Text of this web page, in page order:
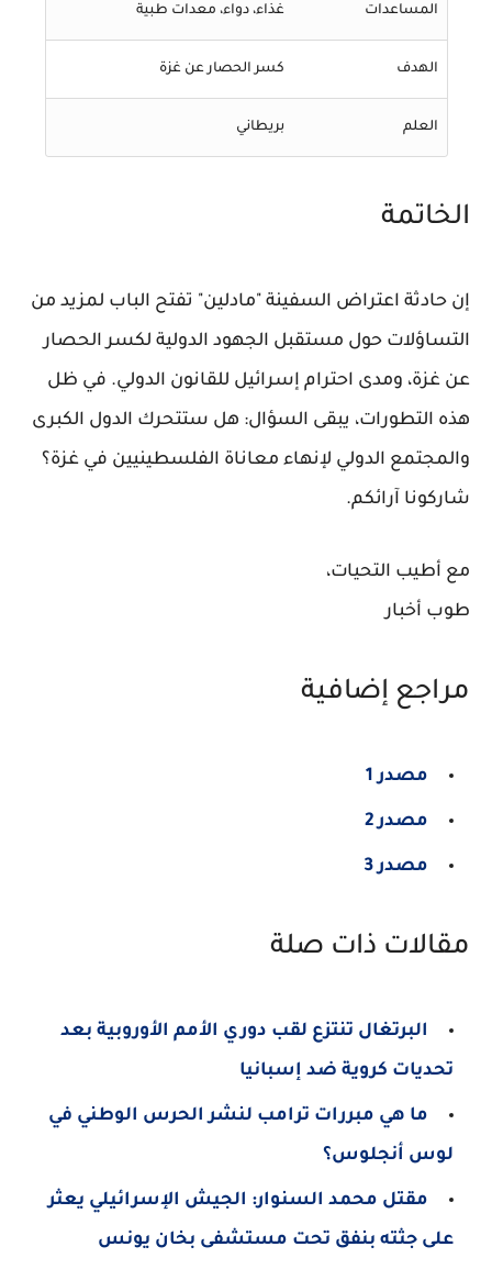
المساعدات غذاء، دواء، معدات طبية
الهدف كسر الحصار عن غزة
العلم بريطاني
الخاتمة
إن حادثة اعتراض السفينة "مادلين" تفتح الباب لمزيد من
التساؤلات حول مستقبل الجهود الدولية لكسر الحصار
عن غزة، ومدى احترام إسرائيل للقانون الدولي. في ظل
هذه التطورات، يبقى السؤال: هل ستتحرك الدول الكبرى
والمجتمع الدولي لإنهاء معاناة الفلسطينيين في غزة؟
شاركونا آرائكم.
مع أطيب التحيات،
طوب أخبار
مراجع إضافية
مصدر 1
مصدر 2
مصدر 3
مقالات ذات صلة
البرتغال تنتزع لقب دوري الأمم الأوروبية بعد
تحديات كروية ضد إسبانيا
ما هي مبررات ترامب لنشر الحرس الوطني في
لوس أنجلوس؟
مقتل محمد السنوار: الجيش الإسرائيلي يعثر
على جثته بنفق تحت مستشفى بخان يونس